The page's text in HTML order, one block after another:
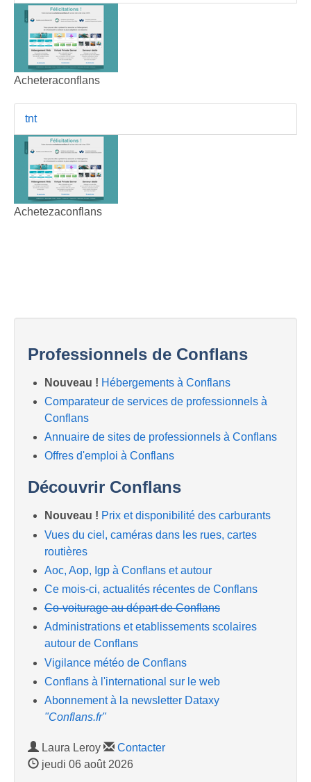
Acheteraconflans
tnt
Achetezaconflans
Professionnels de Conflans
Nouveau ! Hébergements à Conflans
Comparateur de services de professionnels à
Conflans
Annuaire de sites de professionnels à Conflans
Offres d'emploi à Conflans
Découvrir Conflans
Nouveau ! Prix et disponibilité des carburants
Vues du ciel, caméras dans les rues, cartes
routières
Aoc, Aop, Igp à Conflans et autour
Ce mois-ci, actualités récentes de Conflans
Co-voiturage au départ de Conflans
Administrations et etablissements scolaires
autour de Conflans
Vigilance météo de Conflans
Conflans à l'international sur le web
Abonnement à la newsletter Dataxy
"Conflans.fr"
Laura Leroy
Contacter
jeudi 06 août 2026